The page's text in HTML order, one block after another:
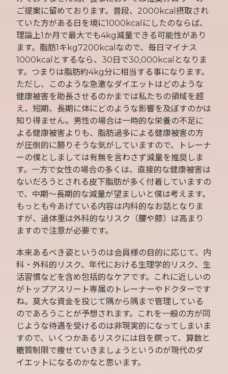
ご提案に留めております。普段、2000kcal摂取され
ていた方がある日を境に1000kcalにしたのならば、
理論上1か月で最大でも4kg減量できる可能性があり
ます。脂肪1キkg7200kcalなので、毎日マイナス
1000kcalとするなら、30日で30,000kcalとなりま
す。つまりは脂肪約4kg分に相当する事になります。
ただし、このような急激なダイエットはどのような
健康被害を助長させるのかまでは私たちの領域を超
え、短期、長期に体にどのような影響を及ぼすのかは
知り得ません。男性の場合は一時的な栄養の不足に
よる健康被害よりも、脂肪過多による健康被害の方
が圧倒的に勝りそうな気がしていますので、トレーナ
ーの僕としましては有無を言わさず減量を推奨しま
す。一方で女性の場合の多くは、直接的な健康被害は
ないだろうとされる皮下脂肪が多く付着していますの
で、中期～長期的な減量が望ましいと僕は考えます。
もっとも今あげている内容は内科的なお話となりま
すが、過体重は外科的なリスク（腰や膝）は高まり
ますので注意が必要です。
本来あるべき姿というのは会員様の目的に応じて、内
科・外科的リスク、年代における生理学的リスク、生
活習慣などを含め包括的なケアです。これに近しいの
がトップアスリート専属のトレーナーやドクターです
ね。莫大な資金を投じて隅から隅まで管理している
のであろうことが予想されます。これを一般の方が同
じような待遇を受けるのは非現実的になってしまいま
すので、いくつかあるリスクには目を瞑って、算数と
糖質制限で痩せていきましょうというのが現代のダ
イエットになるのかなと思います。